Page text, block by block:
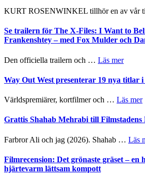
KURT ROSENWINKEL tillhör en av vår
Se trailern för The X-Files: I Want to
Frankenshtey – med Fox Mulder och
Den officiella trailern och … Läs merom
trailern
The
X-
I
to
–
Way Out West presenterar 19 nya titlar
Världspremiärer, kortfilmer och … Läs mer
Grattis Shahab Mehrabi till
Farbror Ali och jag (2026). Shahab … Läs
Filmrecension: Det grönaste gräset – en
hjärtevarm lättsam kompott